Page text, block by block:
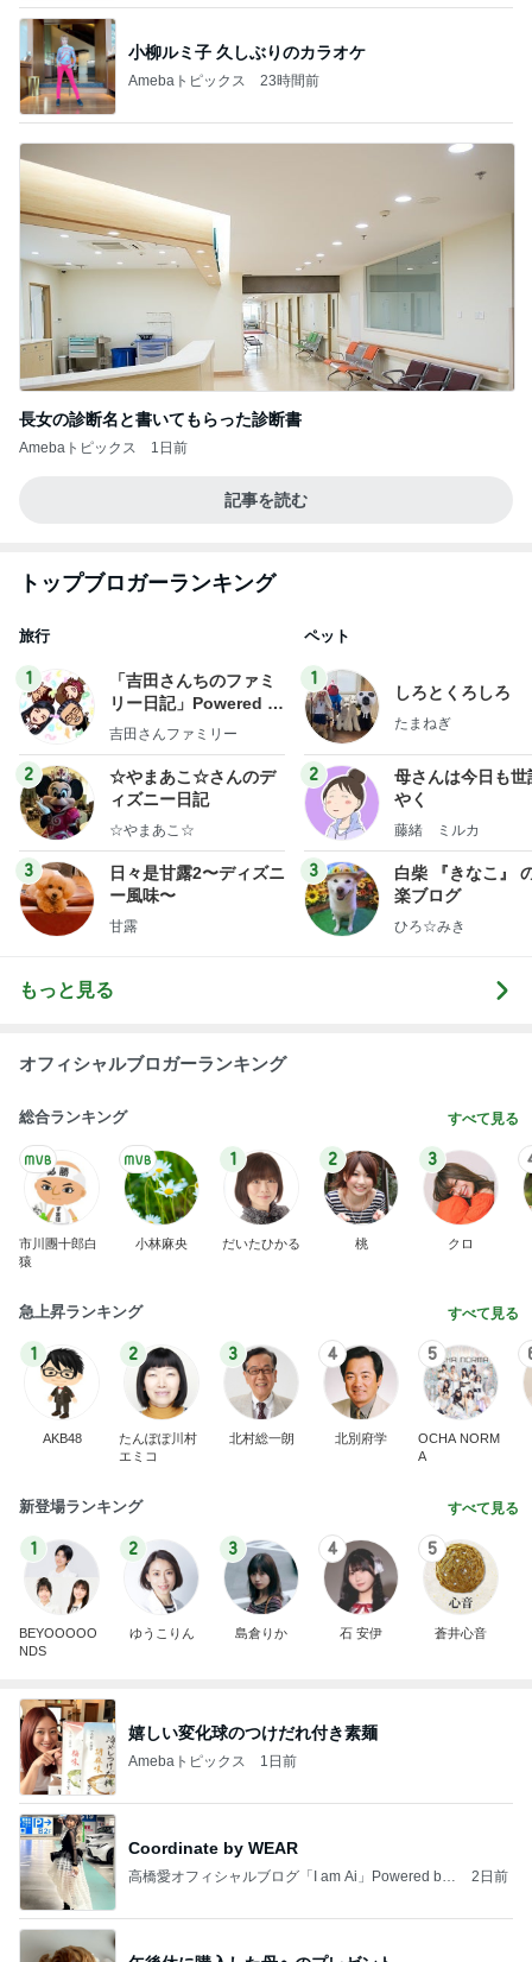
小柳ルミ子 久しぶりのカラオケ
Amebaトピックス 23時間前
長女の診断名と書いてもらった診断書
Amebaトピックス 1日前
記事を読む
トップブロガーランキング
旅行
1
「吉田さんちのファミ
リー日記」Powered b
y Ameba 吉田さんファ
ログ
吉田さんファミリー
2
☆やまあこ☆さんのデ
ィズニー日記
☆やまあこ☆
3
日々是甘露2〜ディズニ
ー風味〜
甘露
ペット
1
しろとくろしろ
たまねぎ
2
母さんは今日も世
やく
藤緒 ミルカ
3
白柴 『きなこ』
楽ブログ
ひろ☆みき
もっと見る
オフィシャルブロガーランキング
総合ランキング すべて見る
市川團十郎白
猿
小林麻央
1
だいたひかる
2
桃
3
クロ
急上昇ランキング すべて見る
1
AKB48
2
たんぽぽ川村
エミコ
3
北村総一朗
4
北別府学
5
OCHA NORM
A
新登場ランキング すべて見る
1
BEYOOOOO
NDS
2
ゆうこりん
3
島倉りか
4
石 安伊
5
蒼井心音
嬉しい変化球のつけだれ付き素麺
Amebaトピックス 1日前
Coordinate by WEAR
高橋愛オフィシャルブログ「I am Ai」Powered by
2日前